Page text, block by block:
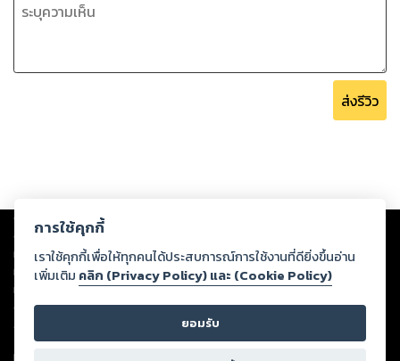
ส่งรีวิว
Copyright © 2026
ต่อผลงานหรือเนื้อหาใดที่อัปโหลดผ่านเว็บไซต์และปรากฏว่าละเมิดสิทธิใน
ทรัพย์สินทางปัญญาของบุคคลอื่นหรือขัดต่อกฎหมายและศีลธรรม ดังนั้น ผู้อ่าน
ทุกท่านโปรดใช้วิจารณญาณในการกลั่นกรองด้วยตนเอง และหากท่านพบว่าส่วน
หนึ่งส่วนใดขัดต่อกฎหมายและศีลธรรม กรุณาแจ้งมายังบริษัท เพื่อทีมงานจะได้
ดำเนินการในทันที ทั้งนี้ ทางสตอรี่ล็อกขอสงวนลิขสิทธิ์ตามพระราชบัญญัติ
ลิขสิทธิ์ พ.ศ. 2537 (ฉบับล่าสุด)
For support: member@ookbee.com
การใช้คุกกี้
เราใช้คุกกี้เพื่อให้ทุกคนได้ประสบการณ์การใช้งานที่ดียิ่งขึ้นอ่าน
เพิ่มเติม คลิก (Privacy Policy) และ (Cookie Policy)
ยอมรับ